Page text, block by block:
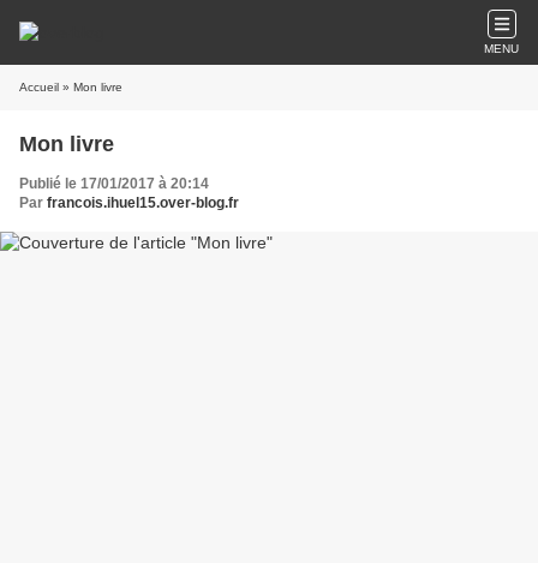
MENU
Accueil » Mon livre
Mon livre
Publié le 17/01/2017 à 20:14
Par francois.ihuel15.over-blog.fr